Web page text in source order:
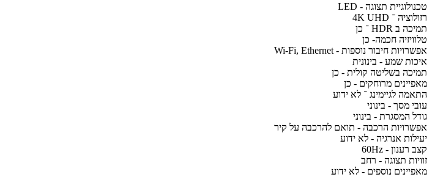
טכנולוגיית תצוגה - LED
רזולוציה ־ 4K UHD
תמיכה ב HDR ־ כן
טלוויזיה חכמה- כן
אפשרויות חיבור נוספות - Wi-Fi, Ethernet
איכות שמע - בינונית
תמיכה בשליטה קולית - כן
מאפיינים מרוחקים - כן
התאמה לגיימינג ־ לא ידוע
עובי מסך - בינוני
גודל המסגרת - בינוני
אפשרויות הרכבה - תואם להרכבה על קיר
יעילות אנרגיה - לא ידוע
קצב רענון - 60Hz
זוויות תצוגה - רחב
מאפיינים נוספים - לא ידוע